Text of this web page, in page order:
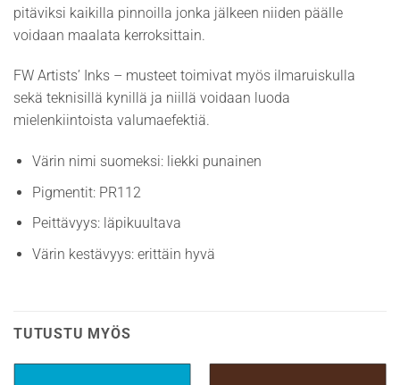
pitäviksi kaikilla pinnoilla jonka jälkeen niiden päälle
voidaan maalata kerroksittain.
FW Artists’ Inks – musteet toimivat myös ilmaruiskulla
sekä teknisillä kynillä ja niillä voidaan luoda
mielenkiintoista valumaefektiä.
Värin nimi suomeksi: liekki punainen
Pigmentit: PR112
Peittävyys: läpikuultava
Värin kestävyys: erittäin hyvä
TUTUSTU MYÖS